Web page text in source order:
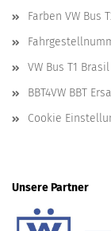
Farben VW Bus
VW Bus T1
BBT4VW BBT
Cookie
Unsere Partner